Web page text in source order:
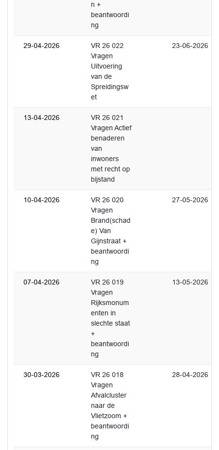
n +
beantwoordi
ng
29-04-2026
VR 26 022
Vragen
Uitvoering
van de
Spreidingsw
et
23-06-2026
13-04-2026
VR 26 021
Vragen Actief
benaderen
van
inwoners
met recht op
bijstand
10-04-2026
VR 26 020
Vragen
Brand(schad
e) Van
Gijnstraat +
beantwoordi
ng
27-05-2026
07-04-2026
VR 26 019
Vragen
Rijksmonum
enten in
slechte staat
+
beantwoordi
ng
13-05-2026
30-03-2026
VR 26 018
Vragen
Afvalcluster
naar de
Vlietzoom +
beantwoordi
ng
28-04-2026